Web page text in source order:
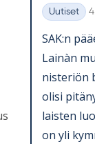
Kategoriat
Uutiset
SAK:n
Lainàn
nis­te­riön
olisi
lais­ten
on yli